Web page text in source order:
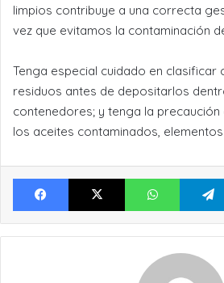
limpios contribuye a una correcta
vez que evitamos la contaminación
Tenga especial cuidado en clasificar
residuos antes de depositarlos
contenedores; y tenga la
los aceites contaminados,
Facebook X